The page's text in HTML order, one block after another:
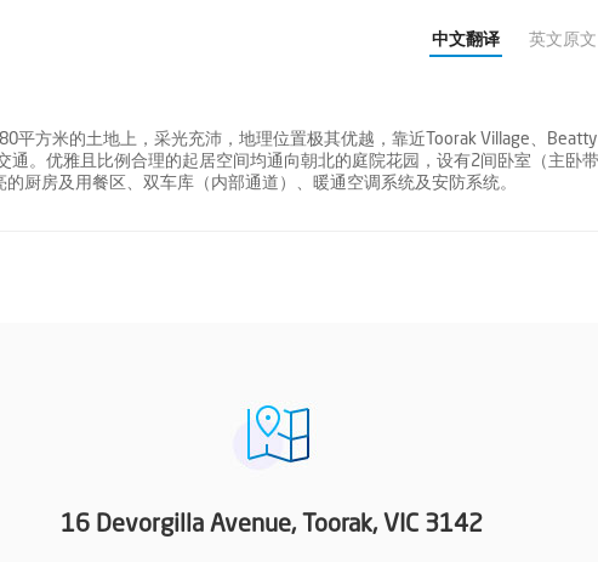
中文翻译 英文原文
平方米的土地上，采光充沛，地理位置极其优越，靠近Toorak Village、Beatty
。优雅且比例合理的起居空间均通向朝北的庭院花园，设有2间卧室（主卧带
厨房及用餐区、双车库（内部通道）、暖通空调系统及安防系统。
16 Devorgilla Avenue, Toorak, VIC 3142